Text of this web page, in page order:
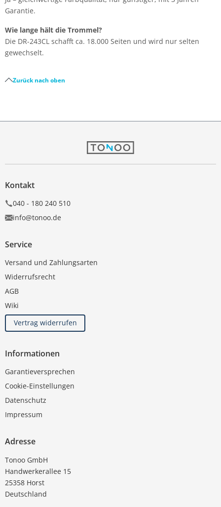
Garantie.
Wie lange hält die Trommel?
Die DR-243CL schafft ca. 18.000 Seiten und wird nur selten
gewechselt.
Zurück nach oben
Kontakt
040 - 180 240 510
info@tonoo.de
Service
Versand und Zahlungsarten
Widerrufsrecht
AGB
Wiki
Vertrag widerrufen
Informationen
Garantieversprechen
Cookie-Einstellungen
Datenschutz
Impressum
Adresse
Tonoo GmbH
Handwerkerallee 15
25358 Horst
Deutschland